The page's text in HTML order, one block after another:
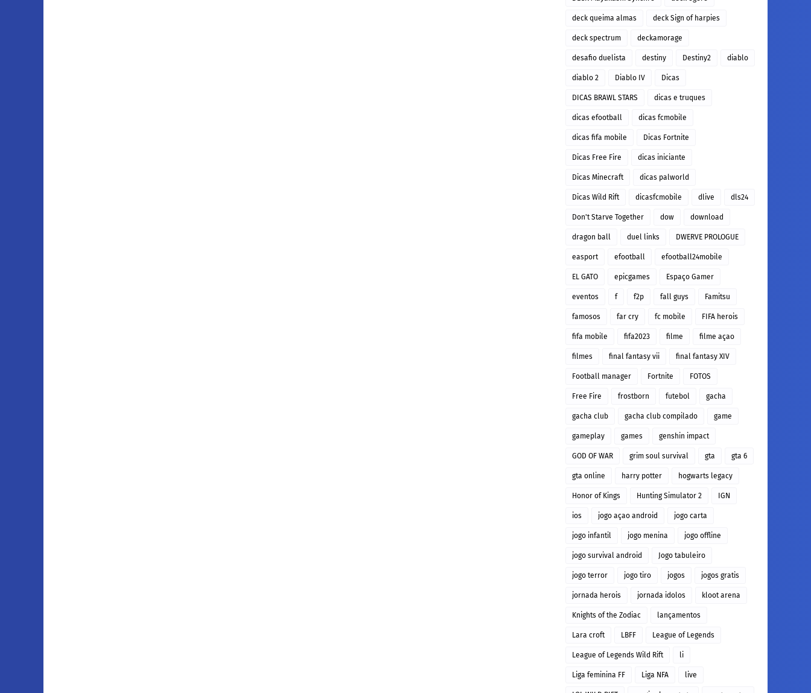
deck queima almas deck Sign of harpies
deck spectrum deckamorage
desafio duelista destiny Destiny2 diablo
diablo 2 Diablo IV Dicas
DICAS BRAWL STARS dicas e truques
dicas efootball dicas fcmobile
dicas fifa mobile Dicas Fortnite
Dicas Free Fire dicas iniciante
Dicas Minecraft dicas palworld
Dicas Wild Rift dicasfcmobile dlive dls24
Don't Starve Together dow download
dragon ball duel links DWERVE PROLOGUE
easport efootball efootball24mobile
EL GATO epicgames Espaço Gamer
eventos f f2p fall guys Famitsu
famosos far cry fc mobile FIFA herois
fifa mobile fifa2023 filme filme açao
filmes final fantasy vii final fantasy XIV
Football manager Fortnite FOTOS
Free Fire frostborn futebol gacha
gacha club gacha club compilado game
gameplay games genshin impact
GOD OF WAR grim soul survival gta gta 6
gta online harry potter hogwarts legacy
Honor of Kings Hunting Simulator 2 IGN
ios jogo açao android jogo carta
jogo infantil jogo menina jogo offline
jogo survival android Jogo tabuleiro
jogo terror jogo tiro jogos jogos gratis
jornada herois jornada idolos kloot arena
Knights of the Zodiac lançamentos
Lara croft LBFF League of Legends
League of Legends Wild Rift li
Liga feminina FF Liga NFA live